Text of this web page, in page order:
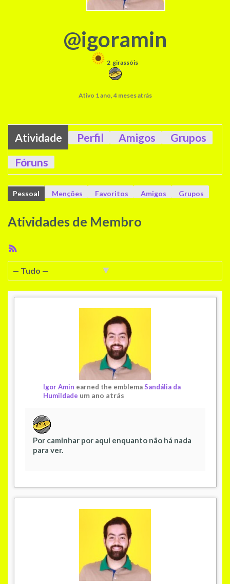
@igoramin
2 girassóis
Ativo 1 ano, 4 meses atrás
Atividade Perfil Amigos
Grupos
Fóruns
Pessoal Menções Favoritos Amigos Grupos
Atividades de Membro
Feed
RSS
Mostrar:
Igor Amin earned the emblemaSandália da
Humildade um ano atrás
Por caminhar por aqui enquanto não há nada
para ver.